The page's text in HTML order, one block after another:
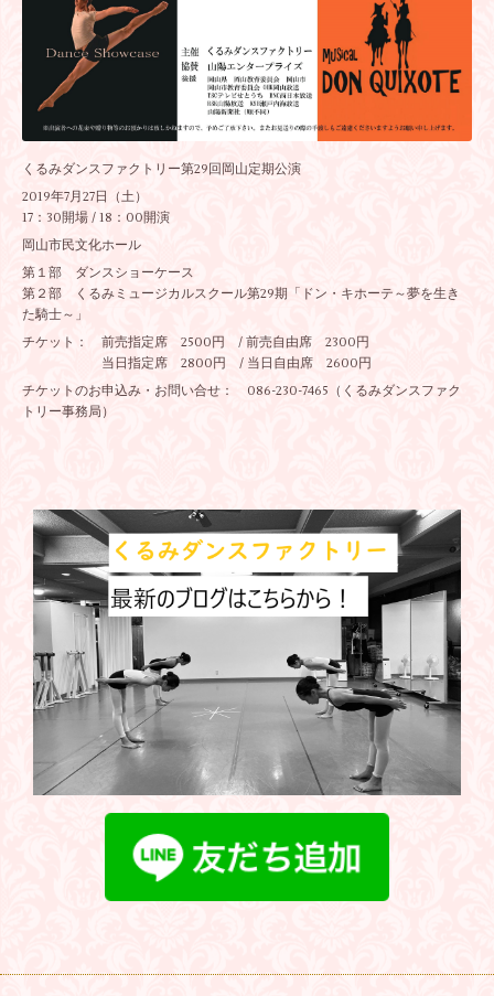
くるみダンスファクトリー第29回岡山定期公演
2019年7月27日（土）
17：30開場 / 18：00開演
岡山市民文化ホール
第１部 ダンスショーケース
第２部 くるみミュージカルスクール第29期「ドン・キホーテ～夢を生き
た騎士～」
チケット： 前売指定席 2500円 / 前売自由席 2300円
当日指定席 2800円 / 当日自由席 2600円
チケットのお申込み・お問い合せ： 086-230-7465（くるみダンスファク
トリー事務局）